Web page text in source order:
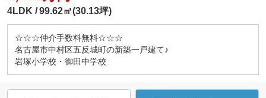
4LDK 99.62㎡(30.13坪)
☆☆☆仲介手数料無料☆☆☆
名古屋市中村区五反城町の新築一戸建て♪
岩塚小学校・御田中学校